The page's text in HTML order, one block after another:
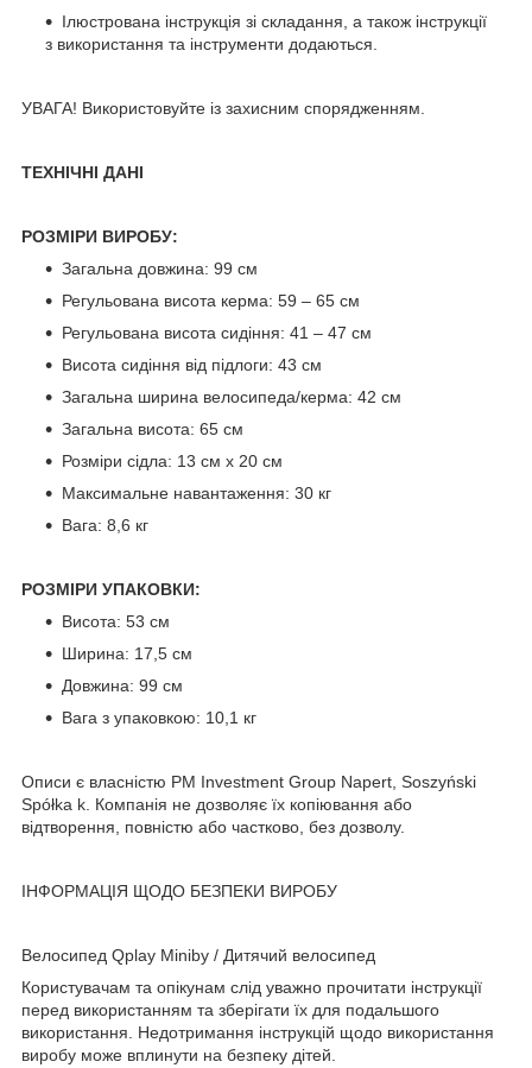
Ілюстрована інструкція зі складання, а також інструкції
з використання та інструменти додаються.
УВАГА! Використовуйте із захисним спорядженням.
ТЕХНІЧНІ ДАНІ
РОЗМІРИ ВИРОБУ:
Загальна довжина: 99 см
Регульована висота керма: 59 – 65 см
Регульована висота сидіння: 41 – 47 см
Висота сидіння від підлоги: 43 см
Загальна ширина велосипеда/керма: 42 см
Загальна висота: 65 см
Розміри сідла: 13 см x 20 см
Максимальне навантаження: 30 кг
Вага: 8,6 кг
РОЗМІРИ УПАКОВКИ:
Висота: 53 см
Ширина: 17,5 см
Довжина: 99 см
Вага з упаковкою: 10,1 кг
Описи є власністю PM Investment Group Napert, Soszyński
Spółka k. Компанія не дозволяє їх копіювання або
відтворення, повністю або частково, без дозволу.
ІНФОРМАЦІЯ ЩОДО БЕЗПЕКИ ВИРОБУ
Велосипед Qplay Miniby / Дитячий велосипед
Користувачам та опікунам слід уважно прочитати інструкції
перед використанням та зберігати їх для подальшого
використання. Недотримання інструкцій щодо використання
виробу може вплинути на безпеку дітей.